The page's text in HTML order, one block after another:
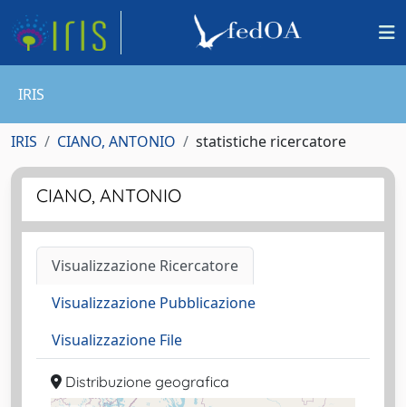
IRIS
IRIS CIANO, ANTONIO statistiche ricercatore
CIANO, ANTONIO
Visualizzazione Ricercatore
Visualizzazione Pubblicazione
Visualizzazione File
Distribuzione geografica